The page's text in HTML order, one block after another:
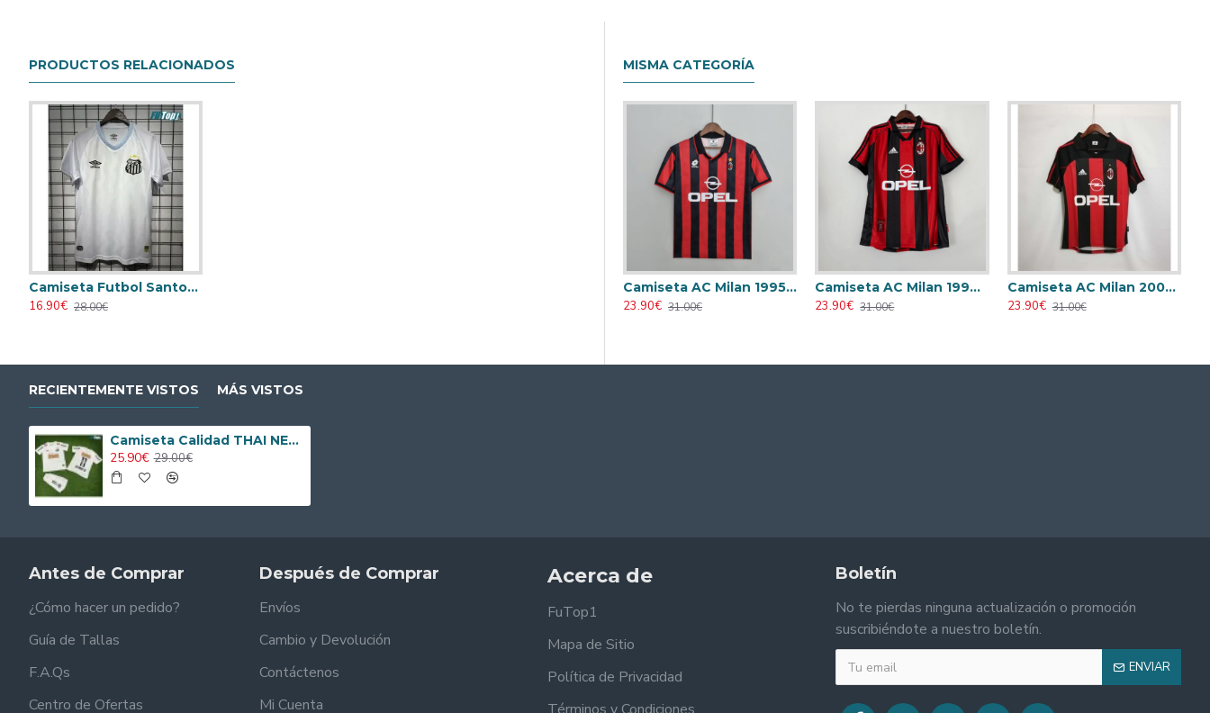
PRODUCTOS RELACIONADOS
Camiseta Futbol Santos FC Home 2025/26
16.90€ 28.00€
MISMA CATEGORÍA
Camiseta AC Milan 1995/1996 Local Retro
23.90€ 31.00€
Camiseta AC Milan 1998/1999 Local Retro
23.90€ 31.00€
Camiseta AC Milan 2000/2001 Local Retro
23.90€ 31.00€
RECIENTEMENTE VISTOS MÁS VISTOS
Camiseta Calidad THAI NEYMAR JR 11 Santos FC Local 2011/12 Retro Equipación
25.90€ 29.00€
Antes de Comprar
¿Cómo hacer un pedido?
Guía de Tallas
F.A.Qs
Centro de Ofertas
Después de Comprar
Envíos
Cambio y Devolución
Contáctenos
Mi Cuenta
Acerca de
FuTop1
Mapa de Sitio
Política de Privacidad
Boletín
No te pierdas ninguna actualización o promoción
suscribiéndote a nuestro boletín.
ENVIAR